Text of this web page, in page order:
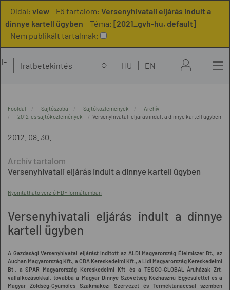
Oldal: view Fő tartalom: Versenyhivatali eljárás indult a
dinnye kartell ügyben
Téma: [2021_gvh-hu, default]
Nem publikált tartalmak:
Iratbetekintés Kereső HU EN
Főoldal Sajtószoba Sajtóközlemények
Archív
2012-es sajtóközlemények
Versenyhivatali eljárás indult a dinnye kartell ügyben
2012. 08. 30.
Versenyhivatali eljárás indult a dinnye kartell ügyben
Nyomtatható verzió PDF formátumban
Versenyhivatali eljárás indult a dinnye
kartell ügyben
A Gazdasági Versenyhivatal eljárást indított az ALDI Magyarország Élelmiszer Bt., az
Auchan Magyarország Kft., a CBA Kereskedelmi Kft., a Lidl Magyarország Kereskedelmi
Bt., a SPAR Magyarország Kereskedelmi Kft. és a TESCO-GLOBAL Áruházak Zrt.
vállalkozásokkal, továbbá a Magyar Dinnye Szövetség Közhasznú Egyesülettel és a
Magyar Zöldség-Gyümölcs Szakmaközi Szervezet és Terméktanáccsal szemben